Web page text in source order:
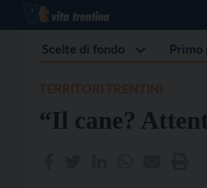
Scelte di fondo Primo
“Il cane?